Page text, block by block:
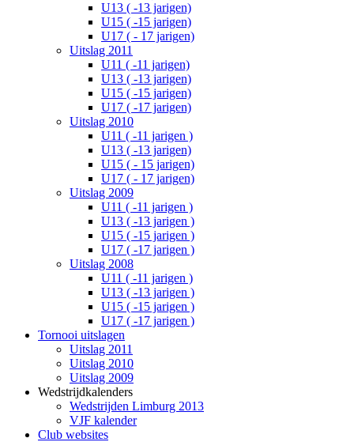
U13 ( -13 jarigen)
U15 ( -15 jarigen)
U17 ( - 17 jarigen)
Uitslag 2011
U11 ( -11 jarigen)
U13 ( -13 jarigen)
U15 ( -15 jarigen)
U17 ( -17 jarigen)
Uitslag 2010
U11 ( -11 jarigen )
U13 ( -13 jarigen)
U15 ( - 15 jarigen)
U17 ( - 17 jarigen)
Uitslag 2009
U11 ( -11 jarigen )
U13 ( -13 jarigen )
U15 ( -15 jarigen )
U17 ( -17 jarigen )
Uitslag 2008
U11 ( -11 jarigen )
U13 ( -13 jarigen )
U15 ( -15 jarigen )
U17 ( -17 jarigen )
Tornooi uitslagen
Uitslag 2011
Uitslag 2010
Uitslag 2009
Wedstrijdkalenders
Wedstrijden Limburg 2013
VJF kalender
Club websites